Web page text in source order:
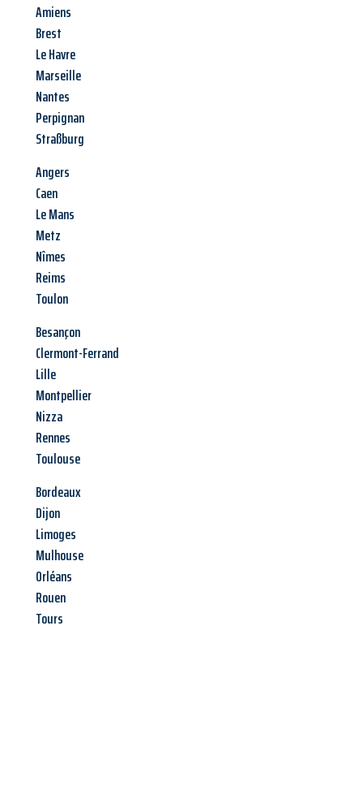
Amiens
Brest
Le Havre
Marseille
Nantes
Perpignan
Straßburg
Angers
Caen
Le Mans
Metz
Nîmes
Reims
Toulon
Besançon
Clermont-Ferrand
Lille
Montpellier
Nizza
Rennes
Toulouse
Bordeaux
Dijon
Limoges
Mulhouse
Orléans
Rouen
Tours